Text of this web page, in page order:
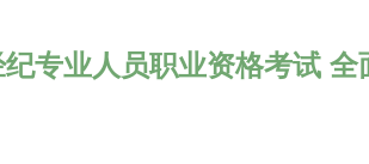
专业人员职业资格考试 全